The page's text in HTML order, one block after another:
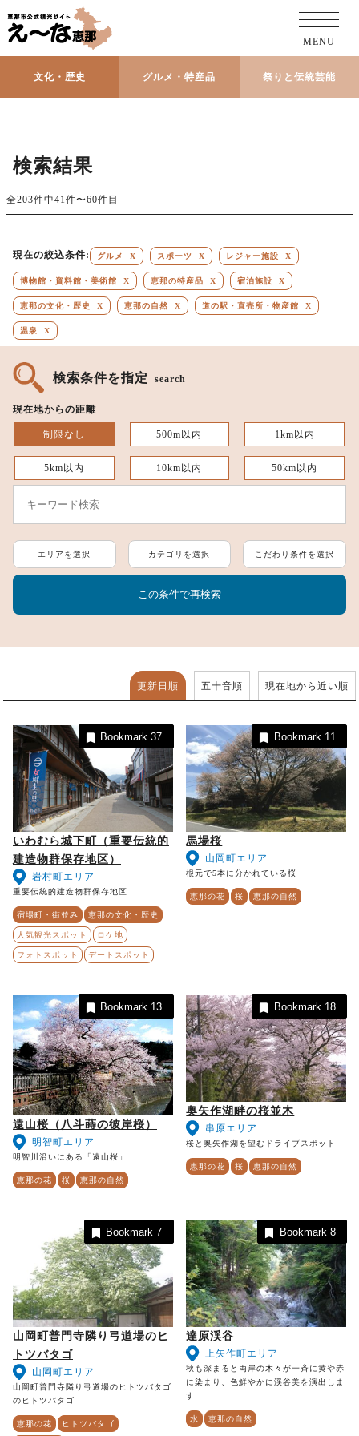
文化・歴史 グルメ・特産品 祭りと伝統芸能
MENU
検索結果
全203件中41件〜60件目
いわむら城下町（重要伝統的
建造物群保存地区）
岩村町エリア
重要伝統的建造物群保存地区
宿場町・街並み 恵那の文化・歴史
人気観光スポット ロケ地
フォトスポット デートスポット
Bookmark37
馬場桜
山岡町エリア
根元で5本に分かれている桜
恵那の花 桜 恵那の自然
Bookmark 11
遠山桜（八斗蒔の彼岸桜）
明智町エリア
明智川沿いにある「遠山桜」
恵那の花 桜 恵那の自然
Bookmark 13
奥矢作湖畔の桜並木
串原エリア
桜と奥矢作湖を望むドライブスポット
恵那の花 桜 恵那の自然
Bookmark 18
山岡町普門寺隣り弓道場のヒ
トツバタゴ
山岡町エリア
山岡町普門寺隣り弓道場のヒトツバタゴ
のヒトツバタゴ
恵那の花 ヒトツバタゴ
Bookmark7
達原渓谷
上矢作町エリア
秋も深まると両岸の木々が一斉に黄や赤
に染まり、色鮮やかに渓谷美を演出しま
す
水 恵那の自然
Bookmark 8
現在の絞込条件: グルメ X スポーツ X レジャー施設 X
博物館・資料館・美術館 X 恵那の特産品 X 宿泊施設 X
恵那の文化・歴史 X 恵那の自然 X 道の駅・直売所・物産館 X
温泉 X
検索条件を指定 search
現在地からの距離
制限なし 500m以内 1km以内
5km以内 10km以内 50km以内
エリアを選択 カテゴリを選択 こだわり条件を選択
更新日順 五十音順 現在地から近い順